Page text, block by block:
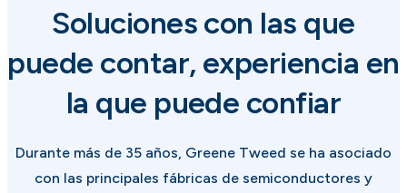
Soluciones con las que
puede contar, experiencia en
la que puede confiar
Durante más de 35 años, Greene Tweed se ha asociado
con las principales fábricas de semiconductores y